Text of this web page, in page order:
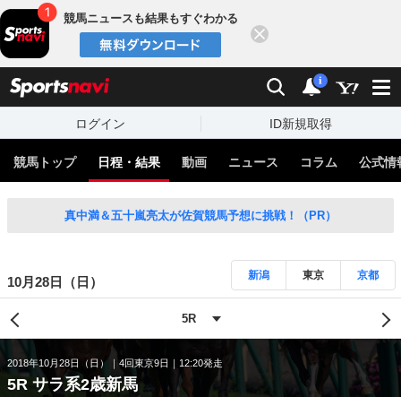
競馬ニュースも結果もすぐわかる
検索 通知
i
ログイン ID新規取得
競馬トップ 日程・結果 動画 ニュース コラム 公式情
真中満＆五十嵐亮太が佐賀競馬予想に挑戦！（PR）
10月28日（日） 新潟 東京 京都
2018年10月28日（日） 4回東京9日 12:20発走
5R サラ系2歳新馬